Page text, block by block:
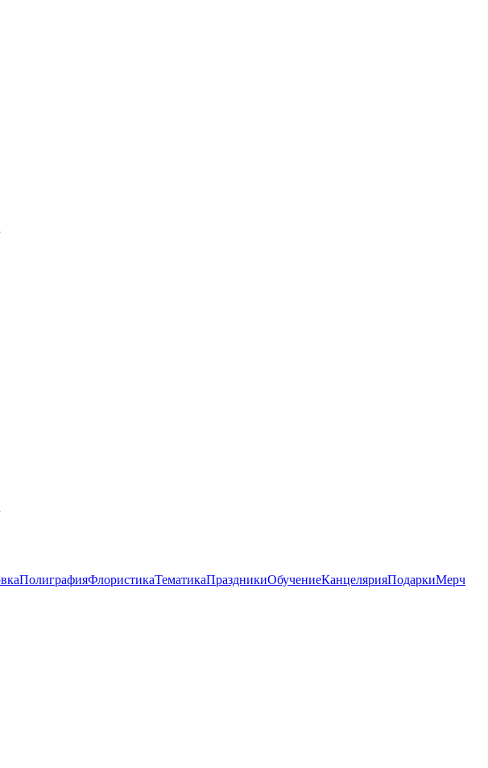
ПолиграфияФлористикаТематикаПраздникиОбучениеКанцелярияПодаркиМерч